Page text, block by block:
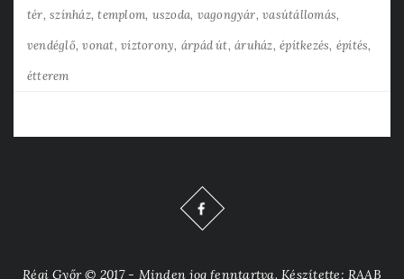
tér színház templom uszoda vagongyár vasútállomás
vendéglő vonat víztorony árpád út áruház építkezés építés
étterem
Régi Győr © 2017 - Minden jog fenntartva. Készítette: RAAB